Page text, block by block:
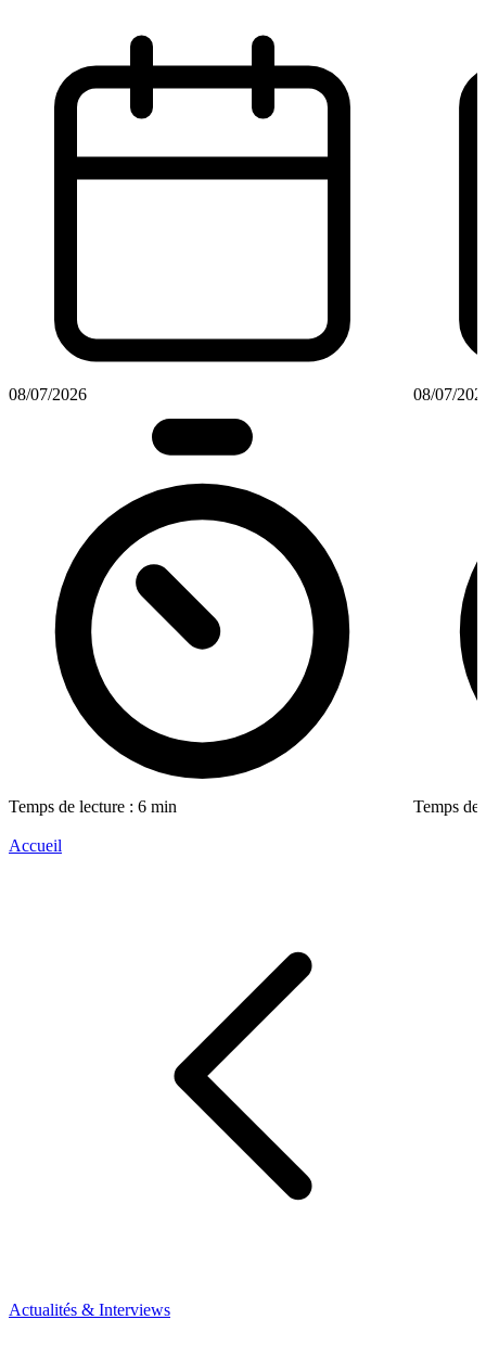
08/07/2026
Temps de lecture : 6 min
08/07/
Temps de
Accueil
Actualités & Interviews